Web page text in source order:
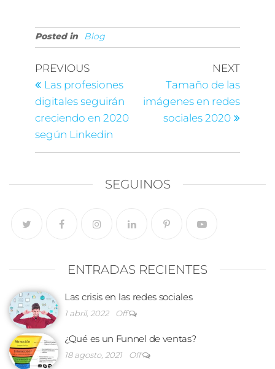
Posted in Blog
Navegación
de
entradas
Previous
Post
PREVIOUS
Las profesiones
digitales seguirán
creciendo en 2020
según Linkedin
Next
Post
NEXT
Tamaño de las
imágenes en redes
sociales 2020
SEGUINOS
ENTRADAS RECIENTES
Las crisis en las redes sociales
1 abril, 2022 Off
¿Qué es un Funnel de ventas?
18 agosto, 2021 Off